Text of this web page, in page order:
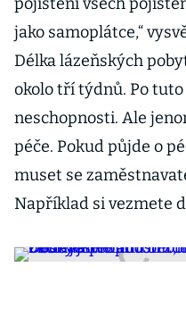
jako samoplátce,“
Délka lázeňských
okolo tří týdnů. Po
neschopnosti. Ale
péče. Pokud půjde o
muset se
Například si vezmete